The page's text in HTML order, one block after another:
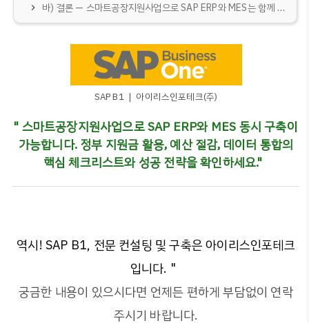
바) 결론 — 스마트공장지원사업으로 SAP ERP와 MES는 함께 구축할 수 있다
SAP B1 ❘ 아이리스인포테크(주)
" 스마트공장지원사업으로 SAP ERP와 MES 동시 구축이
가능합니다. 정부 지원금 활용, 예산 절감, 데이터 통합의
핵심 체크리스트와 성공 전략을 확인하세요."
역시! SAP B1, 전문 컨설팅 및 구축은 아이리스인포테크
입니다. "
궁금한 내용이 있으시다면 언제든 편하게 부담없이 연락
주시기 바랍니다.